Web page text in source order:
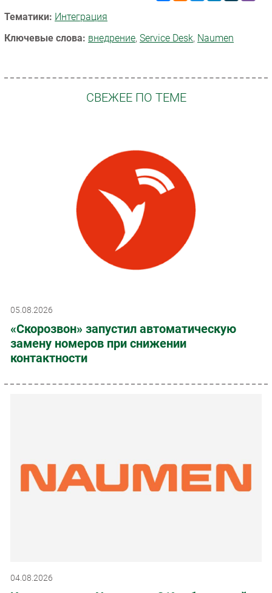
Тематики: Интеграция
Ключевые слова: внедрение, Service Desk, Naumen
СВЕЖЕЕ ПО ТЕМЕ
05.08.2026
«Скорозвон» запустил автоматическую
замену номеров при снижении
контактности
04.08.2026